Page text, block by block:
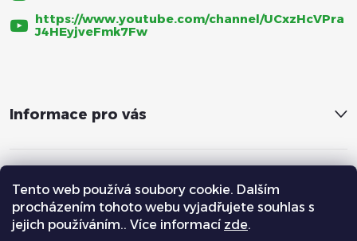
Tento web používá soubory cookie. Dalším
procházením tohoto webu vyjadřujete souhlas s
jejich používáním.. Více informací zde.
https://www.youtube.com/channel/UCxzHcVPra
J4HEyjveFmk7Fw
Informace pro vás